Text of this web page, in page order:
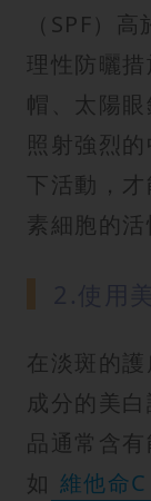
（SPF）
理性防曬
帽、太陽
照射強烈
下活動，
素細胞的活
在淡斑的
成分的美
品通常含
如 維他命C